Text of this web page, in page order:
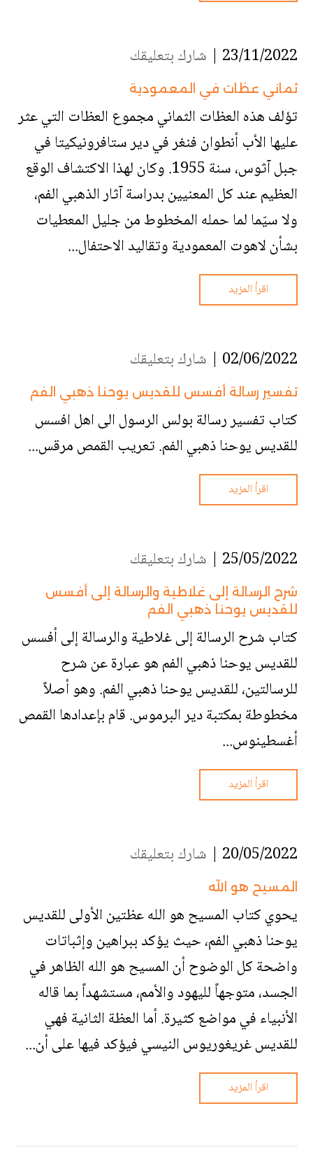
23/11/2022 | شارك بتعليقك
ثماني عظات في المعمودية
تؤلف هذه العظات الثماني مجموع العظات التي عثر
عليها الأب أنطوان فنغر في دير ستافرونيكيتا في
جبل آثوس، سنة 1955. وكان لهذا الاكتشاف الوقع
العظيم عند كل المعنيين بدراسة آثار الذهبي الفم،
ولا سيّما لما حمله المخطوط من جليل المعطيات
بشأن لاهوت المعمودية وتقاليد الاحتفال...
اقرأ المزيد
02/06/2022 | شارك بتعليقك
تفسير رسالة أفسس للقديس يوحنا ذهبي الفم
كتاب تفسير رسالة بولس الرسول الى اهل افسس
للقديس يوحنا ذهبي الفم. تعريب القمص مرقس...
اقرأ المزيد
25/05/2022 | شارك بتعليقك
شرح الرسالة إلى غلاطية والرسالة إلى أفسس
للقديس يوحنا ذهبي الفم
كتاب شرح الرسالة إلى غلاطية والرسالة إلى أفسس
للقديس يوحنا ذهبي الفم هو عبارة عن شرح
للرسالتين، للقديس يوحنا ذهبي الفم. وهو أصلاً
مخطوطة بمكتبة دير البرموس. قام بإعدادها القمص
أغسطينوس...
اقرأ المزيد
20/05/2022 | شارك بتعليقك
المسيح هو الله
يحوي كتاب المسيح هو الله عظتين الأولى للقديس
يوحنا ذهبي الفم، حيث يؤكد ببراهين وإثباتات
واضحة كل الوضوح أن المسيح هو الله الظاهر في
الجسد، متوجهاً لليهود والأمم، مستشهداً بما قاله
الأنبياء في مواضع كثيرة. أما العظة الثانية فهي
للقديس غريغوريوس النيسي فيؤكد فيها على أن...
اقرأ المزيد